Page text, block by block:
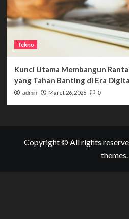
Tekno
Kunci Utama Membangun
yang Tahan Banting di Era
admin Maret 26, 2026 0
Copyright © All rights
themes.